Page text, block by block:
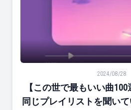
【この世で最もいい曲100選
2024/08/28
【この世で最もいい曲
同じプレイリストを聞い